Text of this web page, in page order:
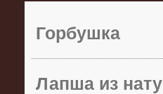
Горбушка
Лапша из